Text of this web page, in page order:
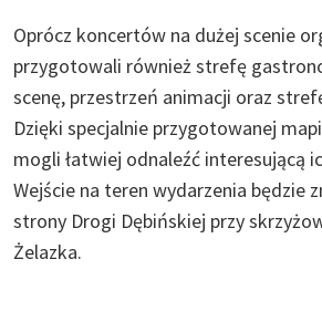
Oprócz koncertów na dużej scenie
przygotowali również strefę
scenę, przestrzeń animacji oraz
Dzięki specjalnie przygotowanej
mogli łatwiej odnaleźć interesującą
Wejście na teren wydarzenia będzie
strony Drogi Dębińskiej przy
Żelazka.